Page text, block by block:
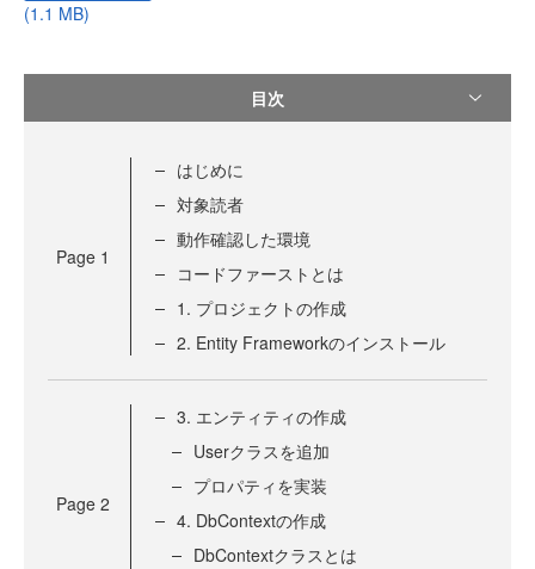
(1.1 MB)
目次
Page 1
はじめに
対象読者
動作確認した環境
コードファーストとは
1. プロジェクトの作成
2. Entity Frameworkのインストール
Page 2
3. エンティティの作成
Userクラスを追加
プロパティを実装
4. DbContextの作成
DbContextクラスとは